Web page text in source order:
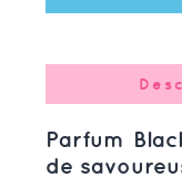
Parfum
de